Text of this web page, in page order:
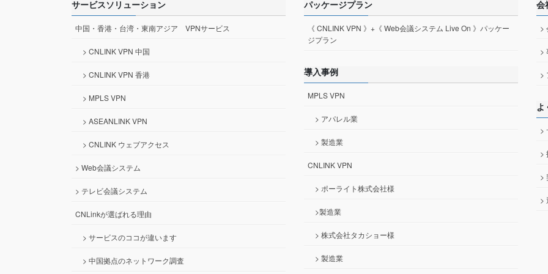
サービスソリューション
中国・香港・台湾・東南アジア VPNサービス
> CNLINK VPN 中国
> CNLINK VPN 香港
> MPLS VPN
> ASEANLINK VPN
> CNLINK ウェブアクセス
> Web会議システム
> テレビ会議システム
CNLinkが選ばれる理由
> サービスのココが違います
> 中国拠点のネットワーク調査
パッケージプラン
《 CNLINK VPN 》+《 Web会議システム Live On 》パッケー
ジプラン
導入事例
MPLS VPN
> アパレル業
> 製造業
CNLINK VPN
> ポーライト株式会社様
>製造業
> 株式会社タカショー様
> 製造業
会
>
>
>
>
>
>
>